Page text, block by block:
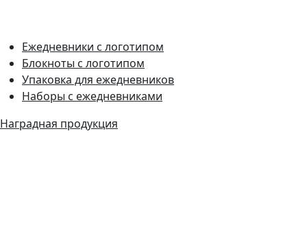
Ежедневники с логотипом
Блокноты с логотипом
Упаковка для ежедневников
Наборы с ежедневниками
Наградная продукция